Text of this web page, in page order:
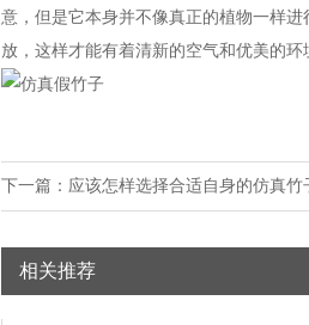
意，但是它本身并不像真正的植物一样
放，这样才能有着清新的空气和优美的环
下一篇： 应该怎样选择合适自身的仿真竹
相关推荐